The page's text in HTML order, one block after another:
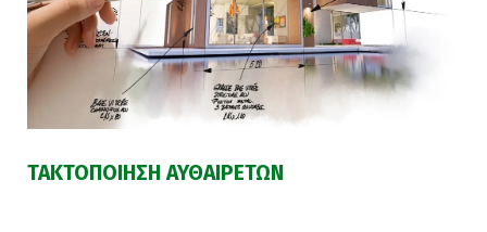
ΤΑΚΤΟΠΟΙΗΣΗ ΑΥΘΑΙΡΕΤΩΝ